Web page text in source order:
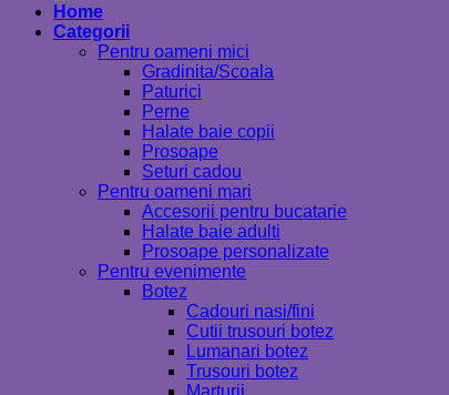
Home
Categorii
Pentru oameni mici
Gradinita/Scoala
Paturici
Perne
Halate baie copii
Prosoape
Seturi cadou
Pentru oameni mari
Accesorii pentru bucatarie
Halate baie adulti
Prosoape personalizate
Pentru evenimente
Botez
Cadouri nasi/fini
Cutii trusouri botez
Lumanari botez
Trusouri botez
Marturii